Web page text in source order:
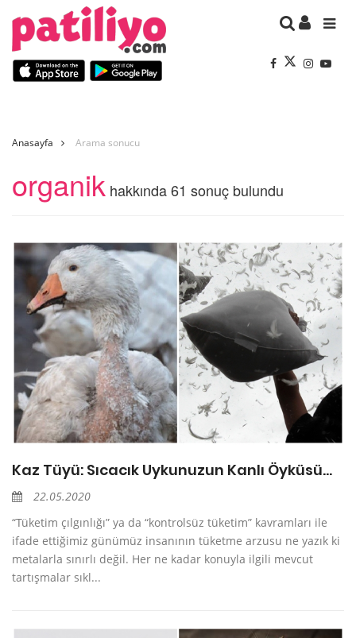
Anasayfa Arama sonucu
organik hakkında 61 sonuç bulundu
Kaz Tüyü: Sıcacık Uykunuzun Kanlı Öyküsü…
22.05.2020
“Tüketim çılgınlığı” ya da “kontrolsüz tüketim” kavramları ile
ifade ettiğimiz günümüz insanının tüketme arzusu ne yazık ki
metalarla sınırlı değil. Her ne kadar konuyla ilgili mevcut
tartışmalar sıkl...